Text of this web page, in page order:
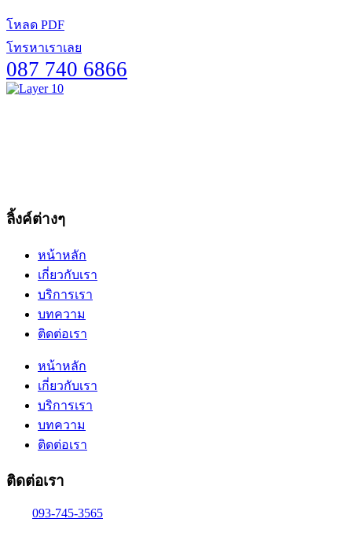
โหลด PDF
โทรหาเราเลย
087 740 6866
ลิ้งค์ต่างๆ
หน้าหลัก
เกี่ยวกับเรา
บริการเรา
บทความ
ติดต่อเรา
หน้าหลัก
เกี่ยวกับเรา
บริการเรา
บทความ
ติดต่อเรา
ติดต่อเรา
093-745-3565